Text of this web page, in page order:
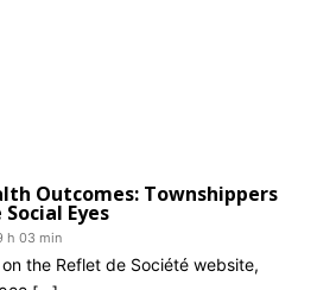
Outcomes: Townshippers
Eyes
h 03 min
the Reflet de Société website,